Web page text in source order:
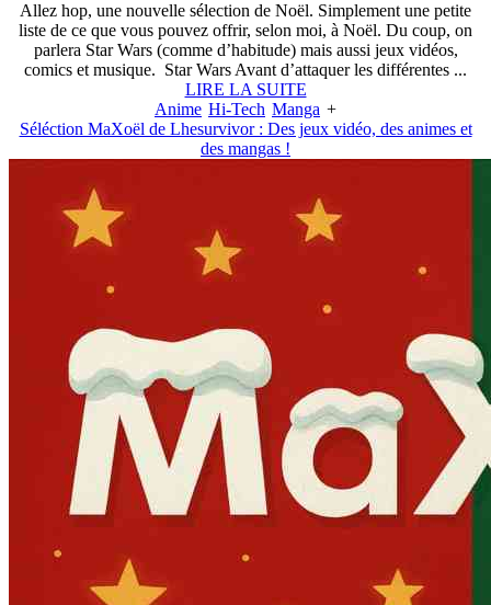
Allez hop, une nouvelle sélection de Noël. Simplement une petite
liste de ce que vous pouvez offrir, selon moi, à Noël. Du coup, on
parlera Star Wars (comme d’habitude) mais aussi jeux vidéos,
comics et musique. Star Wars Avant d’attaquer les différentes ...
LIRE LA SUITE
Anime Hi-Tech Manga +
Séléction MaXoël de Lhesurvivor : Des jeux vidéo, des animes et
des mangas !